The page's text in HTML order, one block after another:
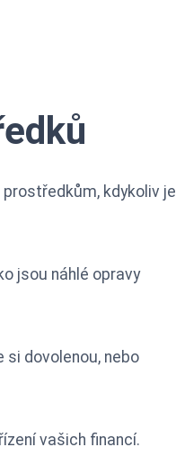
kdykoliv je
jsou náhlé opravy
dovolenou, nebo
vašich financí.